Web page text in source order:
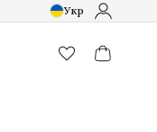
Укр
favorite_border